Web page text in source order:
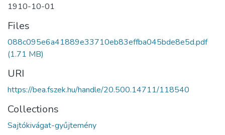
1910-10-01
Files
088c095e6a41889e33710eb83effba045bde8e5d.pdf
(1.71 MB)
URI
https://bea.fszek.hu/handle/20.500.14711/118540
Collections
Sajtókivágat-gyűjtemény